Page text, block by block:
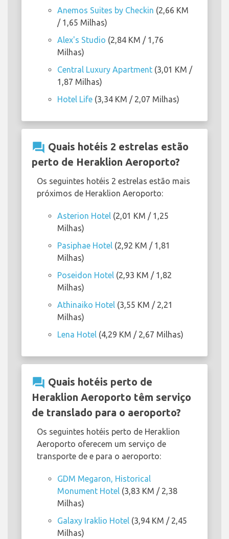
Anemos Suites by Checkin (2,66 KM
/ 1,65 Milhas)
Alex's Studio (2,84 KM / 1,76
Milhas)
Central Luxury Apartment (3,01 KM /
1,87 Milhas)
Hotel Life (3,34 KM / 2,07 Milhas)
question_answer Quais hotéis 2 estrelas estão
perto de Heraklion Aeroporto?
Os seguintes hotéis 2 estrelas estão mais
próximos de Heraklion Aeroporto:
Asterion Hotel (2,01 KM / 1,25
Milhas)
Pasiphae Hotel (2,92 KM / 1,81
Milhas)
Poseidon Hotel (2,93 KM / 1,82
Milhas)
Athinaiko Hotel (3,55 KM / 2,21
Milhas)
Lena Hotel (4,29 KM / 2,67 Milhas)
question_answer Quais hotéis perto de
Heraklion Aeroporto têm serviço
de translado para o aeroporto?
Os seguintes hotéis perto de Heraklion
Aeroporto oferecem um serviço de
transporte de e para o aeroporto:
GDM Megaron, Historical
Monument Hotel (3,83 KM / 2,38
Milhas)
Galaxy Iraklio Hotel (3,94 KM / 2,45
Milhas)